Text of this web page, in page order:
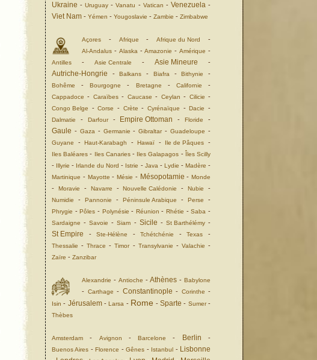
Ukraine -Uruguay -Vanatu - Vatican - Venezuela -
Viet Nam - Yémen - Yougoslavie - Zambie - Zimbabwe
Açores - Afrique -Afrique du Nord -
Al-Andalus - Alaska -Amazonie -Amérique -
Antilles - Asie Centrale - Asie Mineure -
Autriche-Hongrie -Balkans - Biafra -Bithynie -
Bohême -Bourgogne - Bretagne - Californie -
Cappadoce - Caraïbes- Caucase - Ceylan - Cilicie -
Congo Belge -Corse - Crète -Cyrénaïque -Dacie -
Dalmatie - Darfour- Empire Ottoman -Floride -
Gaule - Gaza - Germanie -Gibraltar-Guadeloupe -
Guyane -Haut-Karabagh -Hawaï - Ile de Pâques -
Iles Baléares - Iles Canaries- Iles Galapagos -Îles Scilly
- Illyrie - Irlande du Nord - Istrie - Java - Lydie - Madère -
Martinique - Mayotte - Mésie - Mésopotamie - Monde
- Moravie - Navarre -Nouvelle Calédonie -Nubie -
Numidie - Pannonie - Péninsule Arabique - Perse -
Phrygie -Pôles - Polynésie - Réunion -Rhétie -Saba -
Sardaigne -Savoie -Siam - Sicile - St Barthélémy-
St Empire -Ste-Hélène -Tchétchénie -Texas -
Thessalie -Thrace -Timor- Transylvanie - Valachie -
Zaïre - Zanzibar
Alexandrie - Antioche -Athènes -Babylone
- Carthage - Constantinople - Corinthe -
Isin - Jérusalem-Larsa - Rome - Sparte - Sumer-
Thèbes
Amsterdam - Avignon -Barcelone - Berlin -
Buenos Aires - Florence - Gênes - Istanbul - Lisbonne